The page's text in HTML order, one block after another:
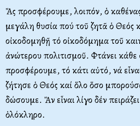
Ἄς προσφέρουμε, λοιπόν, ὁ
μεγάλη θυσία πού τοῦ ζητᾶ ὁ Θεός
οἰκοδομηθῇ τό οἰκοδόμημα τοῦ
ἀνώτερου πολιτισμοῦ. Φτάνει
προσφέρουμε, τό κάτι αὐτό, νά
ζήτησε ὁ Θεός καί ὅλο ὅσο
δώσουμε. Ἄν εἶναι λίγο δέν
ὁλόκληρο.